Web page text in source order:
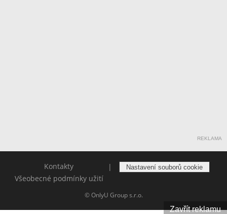
REKLAMA
Kontakty
Všeobecné podmínky užití
| Nastavení souborů cookie
© OnlyU Group s.r.o.
Zavřít reklamu